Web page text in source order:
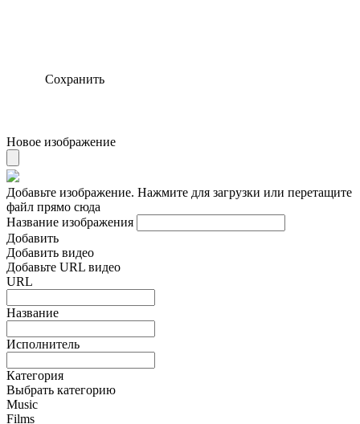
Сохранить
Новое изображение
Добавьте изображение. Нажмите для загрузки или перетащите
файл прямо сюда
Название изображения
Добавить
Добавить видео
Добавьте URL видео
URL
Название
Исполнитель
Категория
Выбрать категорию
Music
Films